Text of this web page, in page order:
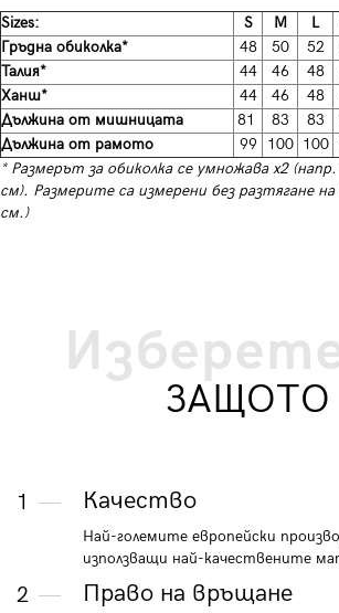
Sizes: S М L
Гръдна обиколка*
48 50 52
Талия*
44 46 48
Ханш*
44 46 48
Дължина от мишницата
81 83 83
Дължина от рамото
99 100 100
* Размерът за обиколка се умножава х2
см). Размерите са измерени без разтягане
см.)
ЗАЩОТО
1 Качество
Най-големите европейски
използващи най-качествените
2 Право на връщане